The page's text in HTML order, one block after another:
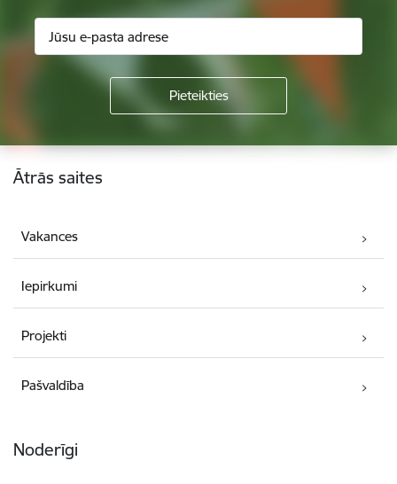
Kājene
Ātrās saites
Vakances
Iepirkumi
Projekti
Pašvaldība
Noderīgi